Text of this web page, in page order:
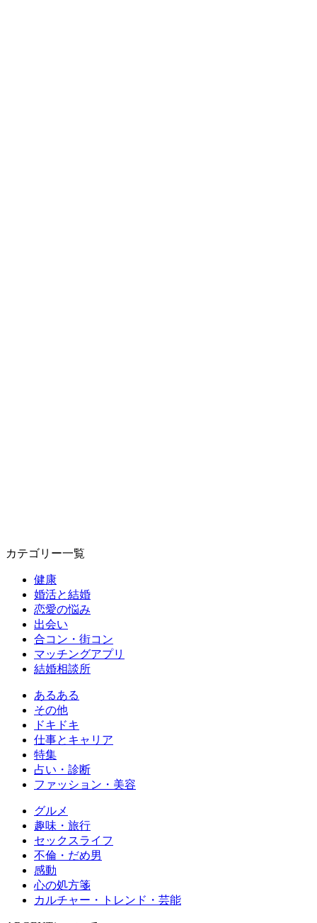
カテゴリー一覧
健康
婚活と結婚
恋愛の悩み
出会い
合コン・街コン
マッチングアプリ
結婚相談所
あるある
その他
ドキドキ
仕事とキャリア
特集
占い・診断
ファッション・美容
グルメ
趣味・旅行
セックスライフ
不倫・だめ男
感動
心の処方箋
カルチャー・トレンド・芸能